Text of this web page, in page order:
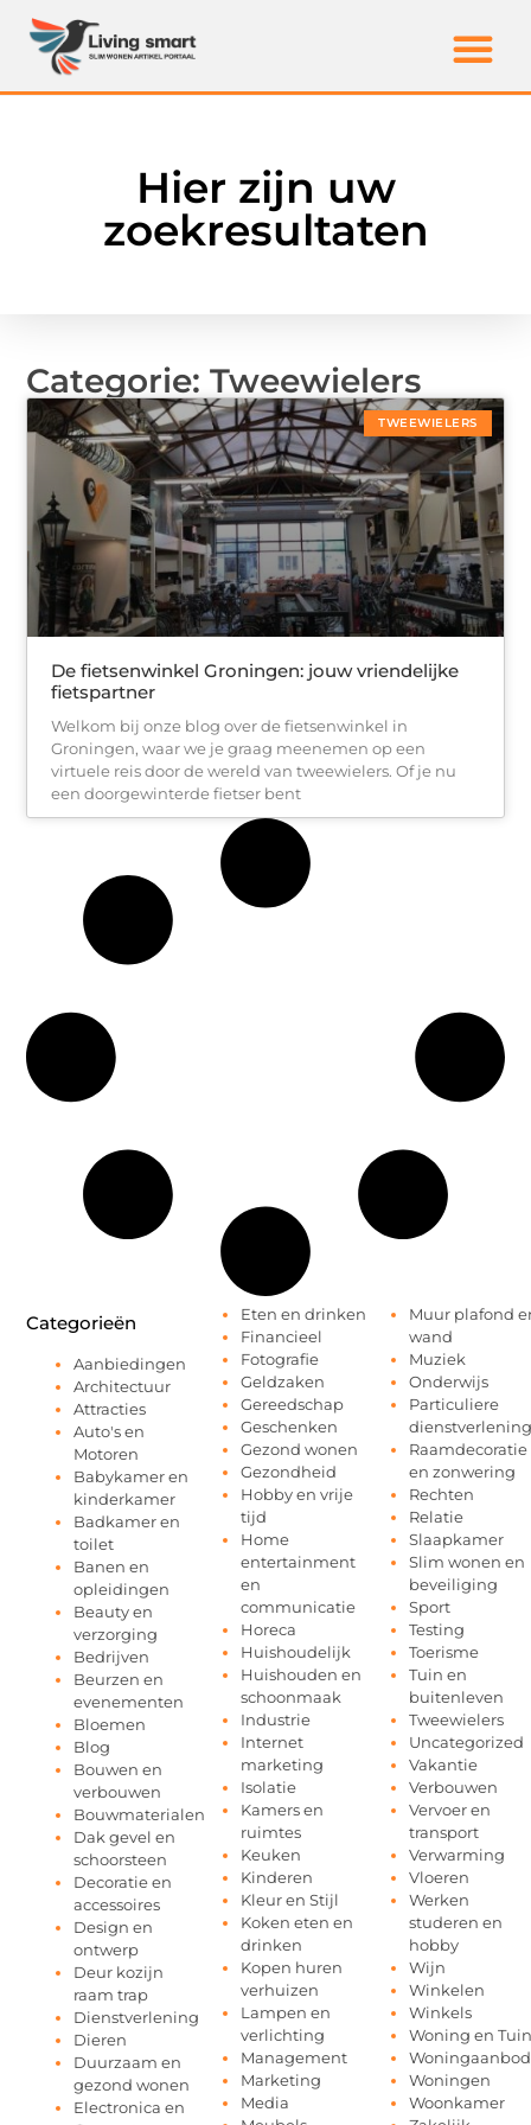
Hier zijn uw
zoekresultaten
Categorie: Tweewielers
TWEEWIELERS
De fietsenwinkel Groningen: jouw vriendelijke
fietspartner
Welkom bij onze blog over de fietsenwinkel in
Groningen, waar we je graag meenemen op een
virtuele reis door de wereld van tweewielers. Of je nu
een doorgewinterde fietser bent
Categorieën
Aanbiedingen
Architectuur
Attracties
Auto's en
Motoren
Babykamer en
kinderkamer
Badkamer en
toilet
Banen en
opleidingen
Beauty en
verzorging
Bedrijven
Beurzen en
evenementen
Bloemen
Blog
Bouwen en
verbouwen
Bouwmaterialen
Dak gevel en
schoorsteen
Decoratie en
accessoires
Design en
ontwerp
Deur kozijn
raam trap
Dienstverlening
Dieren
Duurzaam en
gezond wonen
Electronica en
Eten en drinken
Financieel
Fotografie
Geldzaken
Gereedschap
Geschenken
Gezond wonen
Gezondheid
Hobby en vrije
tijd
Home
entertainment
en
communicatie
Horeca
Huishoudelijk
Huishouden en
schoonmaak
Industrie
Internet
marketing
Isolatie
Kamers en
ruimtes
Keuken
Kinderen
Kleur en Stijl
Koken eten en
drinken
Kopen huren
verhuizen
Lampen en
verlichting
Management
Marketing
Media
Muur plafond
wand
Muziek
Onderwijs
Particuliere
dienstverlening
Raamdecoratie
en zonwering
Rechten
Relatie
Slaapkamer
Slim wonen en
beveiliging
Sport
Testing
Toerisme
Tuin en
buitenleven
Tweewielers
Uncategorized
Vakantie
Verbouwen
Vervoer en
transport
Verwarming
Vloeren
Werken
studeren en
hobby
Wijn
Winkelen
Winkels
Woning en Tuin
Woningaanbod
Woningen
Woonkamer